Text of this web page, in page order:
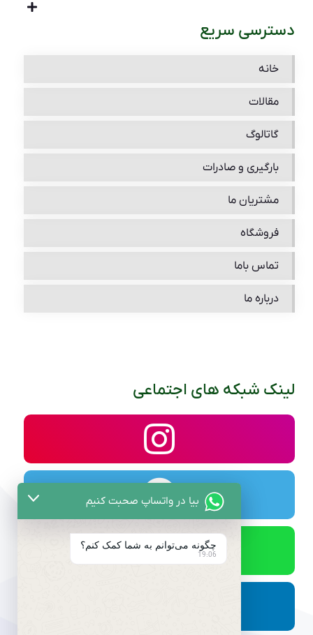
دسترسی سریع
خانه
مقالات
گاتالوگ
بارگیری و صادرات
مشتریان ما
فروشگاه
تماس باما
درباره ما
لینک شبکه های اجتماعی
بیا در واتساپ صحبت کنیم
چگونه می‌توانم به شما کمک کنم؟
19:06